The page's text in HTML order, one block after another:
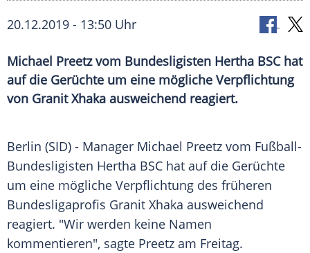
20.12.2019 - 13:50 Uhr
Michael Preetz vom Bundesligisten Hertha BSC hat
auf die Gerüchte um eine mögliche Verpflichtung
von Granit Xhaka ausweichend reagiert.
Berlin (SID) - Manager Michael Preetz vom Fußball-
Bundesligisten Hertha BSC hat auf die Gerüchte
um eine mögliche Verpflichtung des früheren
Bundesligaprofis Granit Xhaka ausweichend
reagiert. "Wir werden keine Namen
kommentieren", sagte Preetz am Freitag.